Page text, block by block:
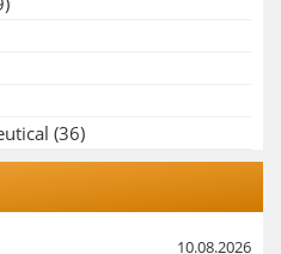
(36)
10.08.2026